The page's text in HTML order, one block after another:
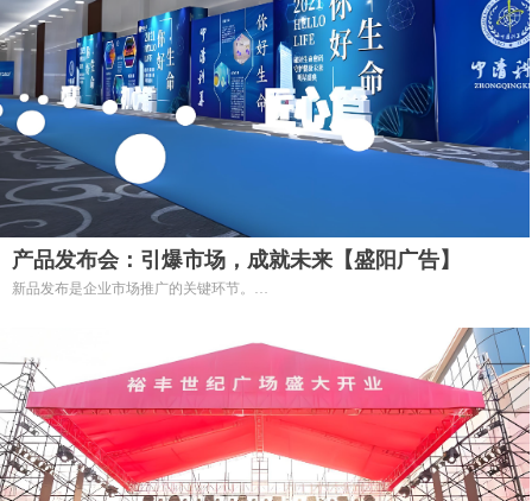
产品发布会：引爆市场，成就未来【盛阳广告】
新品发布是企业市场推广的关键环节。
我们作为专业的活动策划公司，致力于为客户打造令人瞩目、引爆市场的产品发
布会。